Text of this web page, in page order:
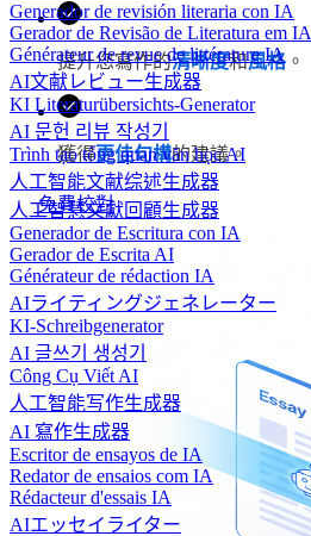
Generador de revisión literaria con IA
Gerador de Revisão de Literatura em IA
Générateur de revue de littérature IA
AI文献レビュー生成器
KI Literaturübersichts-Generator
AI 문헌 리뷰 작성기
Trình tạo tổng quan văn học AI
人工智能文献综述生成器
人工智慧文獻回顧生成器
Generador de Escritura con IA
Gerador de Escrita AI
Générateur de rédaction IA
AIライティングジェネレーター
KI-Schreibgenerator
AI 글쓰기 생성기
Công Cụ Viết AI
人工智能写作生成器
AI 寫作生成器
Escritor de ensayos de IA
Redator de ensaios com IA
Rédacteur d'essais IA
AIエッセイライター
提升您寫作的清晰度和風格。
獲得更佳句構的建議。
免費校對